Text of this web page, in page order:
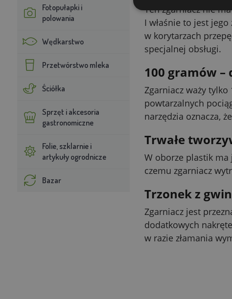
Fotopułapki i
polowania
Wędkarstwo
Przetwórstwo mleka
Ściółka
Sprzęt i akcesoria
gastronomiczne
Folie, szklarnie i
artykuły ogrodnicze
Bazar
Ten zgarniacz nie
I właśnie to jest
w korytarzach
specjalnej obsługi.
100 gramów –
Zgarniacz waży
powtarzalnych
narzędzia oznacza,
Trwałe
W oborze plastik ma
czemu zgarniacz
Trzonek z
Zgarniacz jest
dodatkowych
w razie złamania